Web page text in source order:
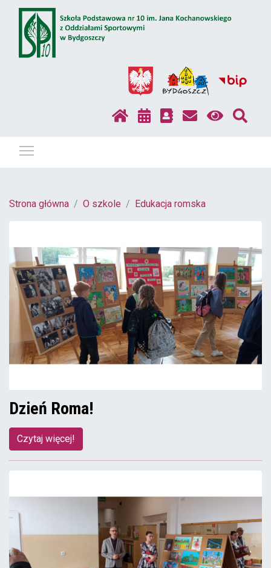
Strona główna O szkole Edukacja romska
Dzień Roma!
Czytaj więcej!